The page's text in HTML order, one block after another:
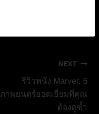
NEXT
รีวิวหนัง Marvel: 5
ภาพยนตร์ยอดเยี่ยมที่คุณ
ต้องดูซ้ำ